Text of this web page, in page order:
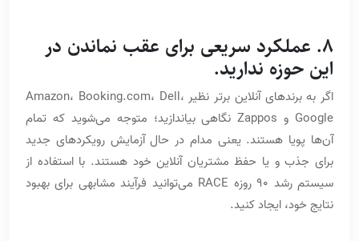
8. عملکرد سریعی برای عقب نماندن در
این حوزه ندارید.
اگر به برندهای آنلاین برتر نظیر Amazon، Booking.com، Dell،
Google و Zappos نگاهی بیاندازید؛ متوجه می‌شوید که تمام
آن‌ها پویا هستند. یعنی مدام در حال آزمایش رویکردهای جدید
برای جذب و یا حفظ مشتریان آنلاین خود هستند. با استفاده از
سیستم رشد 90 روزه RACE می‌توانید فرآیند مشابهی برای بهبود
نتایج خود، ایجاد کنید.